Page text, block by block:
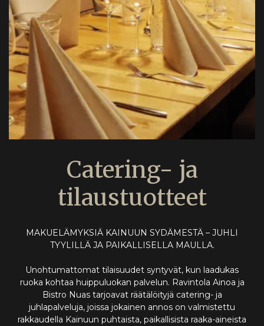
Catering- ja
tilaustuotteet
MAKUELÄMYKSIÄ KAINUUN SYDÄMESTÄ – JUHLI
TYYLILLÄ JA PAIKALLISELLA MAULLA.
Unohtumattomat tilaisuudet syntyvät, kun laadukas
ruoka kohtaa huippuluokan palvelun. Ravintola Ainoa ja
Bistro Nuas tarjoavat räätälöityjä catering- ja
juhlapalveluja, joissa jokainen annos on valmistettu
rakkaudella Kainuun puhtaista, paikallisista raaka-aineista